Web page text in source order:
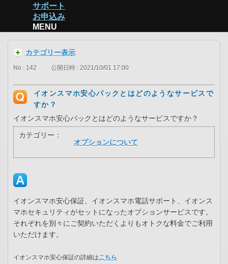
サポート
お申込み
MENU
カテゴリー表示
No : 142 公開日時 : 2021/10/01 17:00
イオンスマホ安心パックとはどのようなサービスで
すか？
イオンスマホ安心パックとはどのようなサービスですか？
カテゴリー：
オプションについて
イオンスマホ安心保証、イオンスマホ電話サポート、イオンス
マホセキュリティがセットになったオプションサービスです。
それぞれを別々にご契約いただくよりもオトクな料金でご利用
いただけます。
イオンスマホ安心保証の詳細はこちら